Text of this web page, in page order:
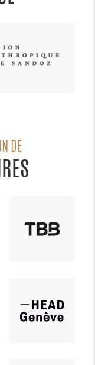
DE